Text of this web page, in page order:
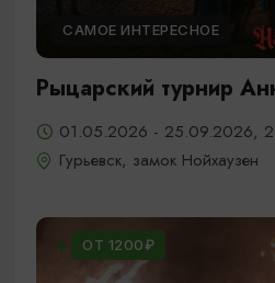
САМОЕ ИНТЕРЕСНОЕ
Рыцарский турнир
01.05.2026 - 25.09.2026,
Гурьевск, замок Нойхаузен
ОТ 1200₽